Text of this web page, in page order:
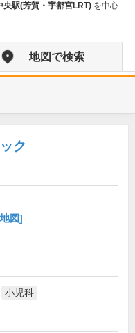
央駅(芳賀・宇都宮LRT) を中心
地図で検索
ク
図]
小児科